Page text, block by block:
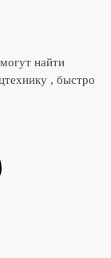
найти
, быстро